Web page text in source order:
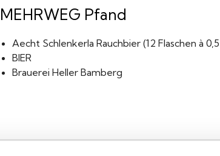
MEHRWEG Pfand
Aecht Schlenkerla Rauchbier (12 Flaschen à
BIER
Brauerei Heller Bamberg